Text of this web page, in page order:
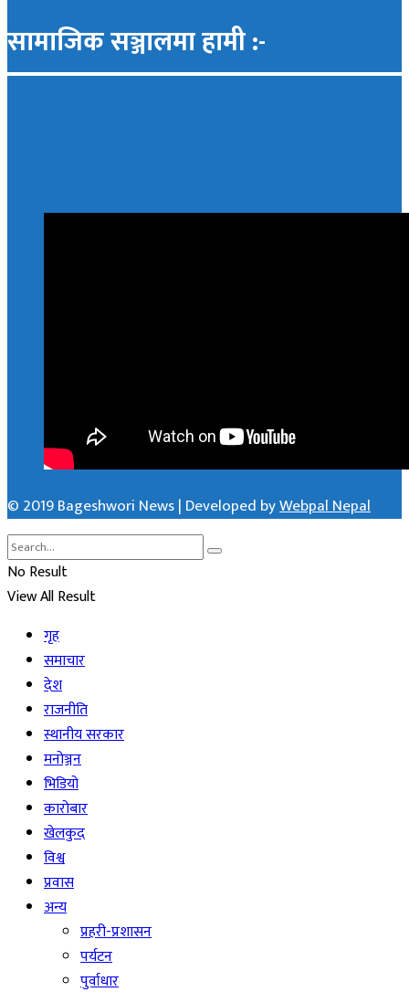
सामाजिक सञ्जालमा हामी :-
© 2019 Bageshwori News | Developed byWebpal Nepal
No Result
View All Result
गृह
समाचार
देश
राजनीति
स्थानीय सरकार
मनोञ्जन
भिडियो
कारोबार
खेलकुद
विश्व
प्रवास
अन्य
प्रहरी-प्रशासन
पर्यटन
पुर्वाधार